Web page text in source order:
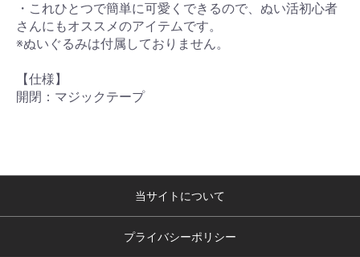
・これひとつで簡単に可愛くできるので、ぬい活初心者
さんにもオススメのアイテムです。
※ぬいぐるみは付属しておりません。
【仕様】
開閉：マジックテープ
当サイトについて
プライバシーポリシー